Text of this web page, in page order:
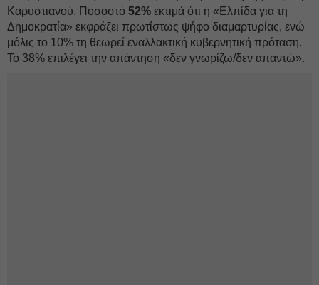
Καρυστιανού. Ποσοστό 52% εκτιμά ότι η «Ελπίδα για τη
Δημοκρατία» εκφράζει πρωτίστως ψήφο διαμαρτυρίας, ενώ
μόλις το 10% τη θεωρεί εναλλακτική κυβερνητική πρόταση.
Το 38% επιλέγει την απάντηση «δεν γνωρίζω/δεν απαντώ».